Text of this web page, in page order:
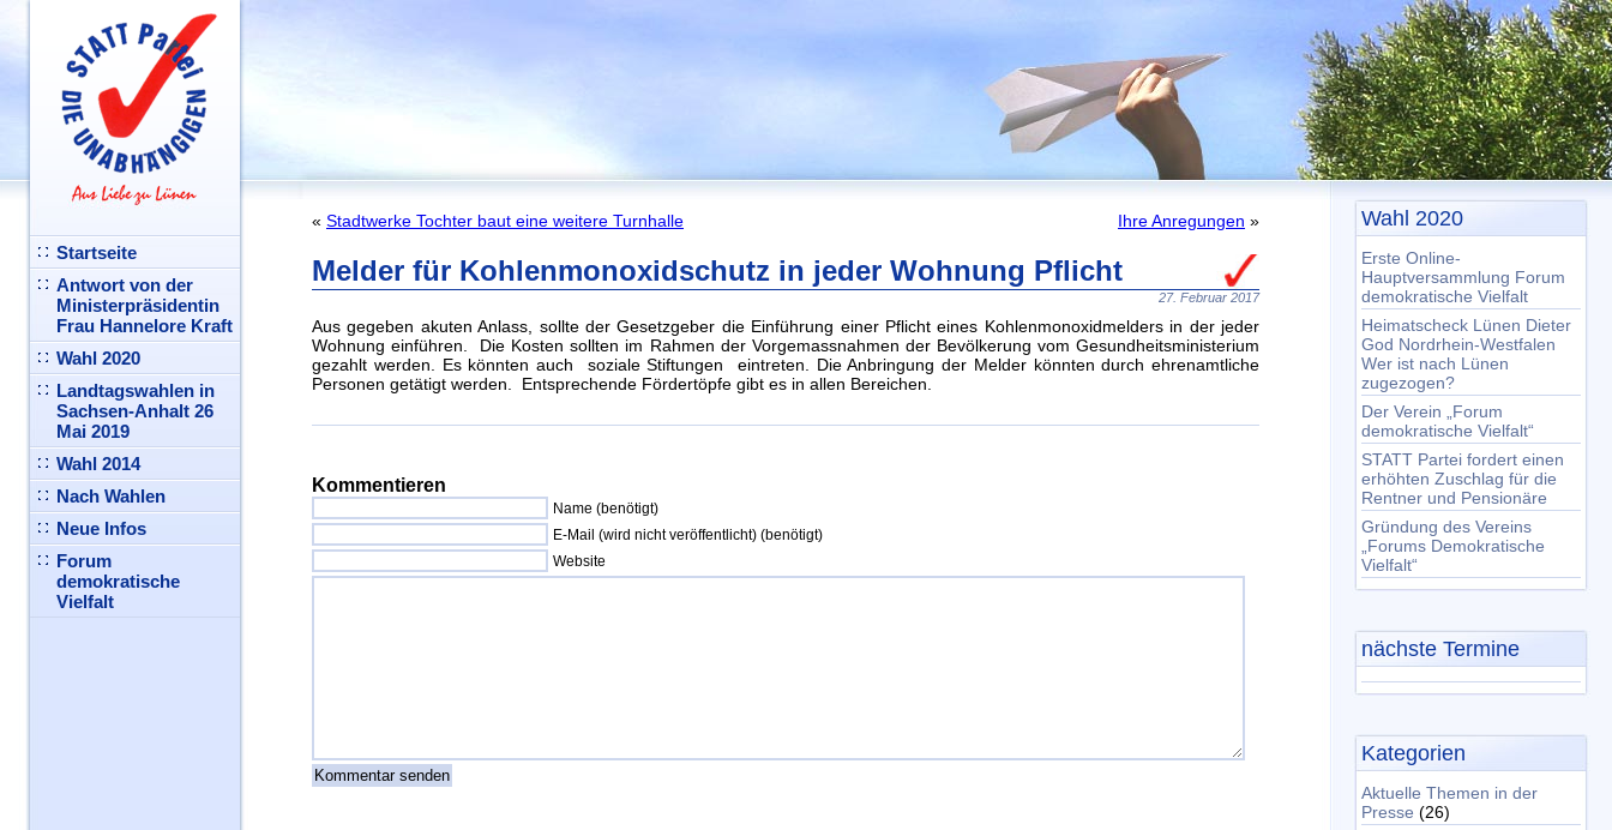
Startseite
Antwort von der
Ministerpräsidentin
Frau Hannelore Kraft
Wahl 2020
Landtagswahlen in
Sachsen-Anhalt 26
Mai 2019
Wahl 2014
Nach Wahlen
Neue Infos
Forum
demokratische
Vielfalt
Wahl 2020
Erste Online-
Hauptversammlung Forum
demokratische Vielfalt
Heimatscheck Lünen Dieter
God Nordrhein-Westfalen
Wer ist nach Lünen
zugezogen?
Der Verein „Forum
demokratische Vielfalt“
STATT Partei fordert einen
erhöhten Zuschlag für die
Rentner und Pensionäre
Gründung des Vereins
„Forums Demokratische
Vielfalt“
nächste Termine
Kategorien
Aktuelle Themen in der
Presse (26)
« Stadtwerke Tochter baut eine weitere Turnhalle Ihre Anregungen »
Melder für Kohlenmonoxidschutz in jeder Wohnung Pflicht
27. Februar 2017
Aus gegeben akuten Anlass, sollte der Gesetzgeber die Einführung einer Pflicht eines Kohlenmonoxidmelders in der jeder
Wohnung einführen. Die Kosten sollten im Rahmen der Vorgemassnahmen der Bevölkerung vom Gesundheitsministerium
gezahlt werden. Es könnten auch soziale Stiftungen eintreten. Die Anbringung der Melder könnten durch ehrenamtliche
Personen getätigt werden. Entsprechende Fördertöpfe gibt es in allen Bereichen.
Kommentieren
Name (benötigt)
E-Mail (wird nicht veröffentlicht) (benötigt)
Website